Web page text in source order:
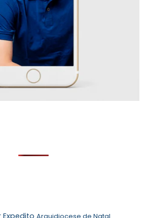
Arquidiocese de Natal